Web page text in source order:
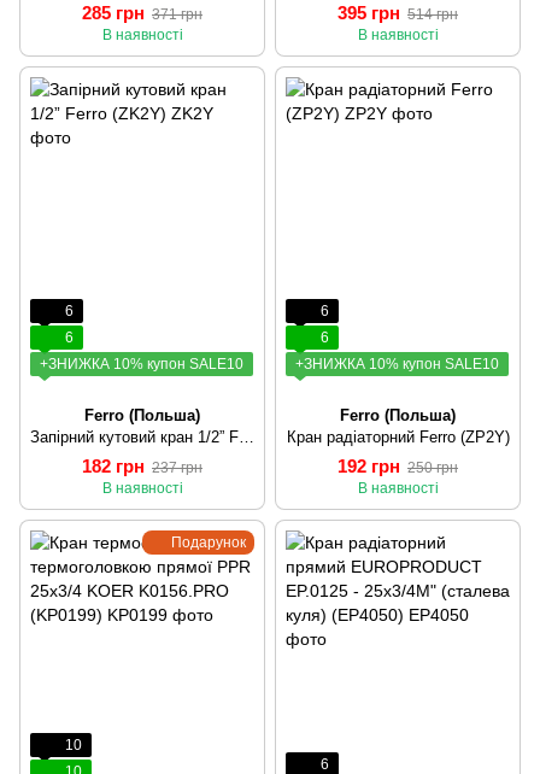
285 грн 371 грн
В наявності
395 грн 514 грн
В наявності
6
6
+ЗНИЖКА 10% купон SALE10
Ferro (Польша)
182 грн 237 грн
В наявності
6
6
+ЗНИЖКА 10% купон SALE10
Ferro (Польша)
Кран радіаторний Ferro (ZP2Y)
192 грн 250 грн
В наявності
Подарунок
10
6